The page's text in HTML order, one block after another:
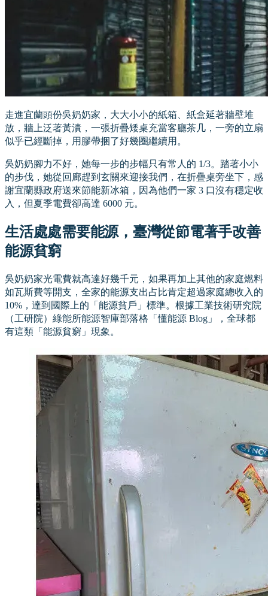
走進宜蘭頭份吳奶奶家，大大小小的紙箱、紙盒延著牆壁堆
放，牆上泛著黃漬，一張折疊矮桌充當客廳茶几，一旁的立扇
似乎已經斷掉，用膠帶捆了好幾圈繼續用。
吳奶奶腳力不好，她每一步的步幅只有常人的 1/3。踏著小小
的步伐，她從回廊趕到玄關來迎接我們，在折疊桌旁坐下，感
謝宜蘭縣政府送來節能新冰箱，因為他們一家 3 口沒有穩定收
入，但夏季電費卻高達 6000 元。
生活處處需要能源，臺灣從節電著手改善
能源貧窮
吳奶奶家光電費就高達好幾千元，如果再加上其他的家庭燃料
如瓦斯費等開支，全家的能源支出占比肯定超過家庭總收入的
10%，達到國際上的「能源貧戶」標準。根據工業技術研究院
（工研院）綠能所能源智庫部落格「懂能源 Blog」，全球都
有這類「能源貧窮」現象。